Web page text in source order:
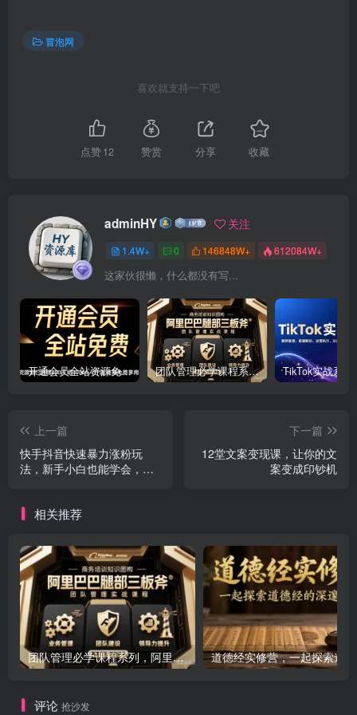
冒泡网
喜欢就支持一下吧
点赞12 赞赏 分享 收藏
adminHY 关注
1.4W+ 0 146848W+ 612084W+
这家伙很懒，什么都没有写...
开通会员全站资源免费下载 开通VIP会员 HY资源库 团队管理必学课程系列，阿里巴巴“腿部三板斧”
上一篇
快手抖音快速暴力涨粉玩
法，新手小白也能学会，一
下一篇
12堂文案变现课，让你的文
案变成印钞机
相关推荐
团队管理必学课程系列，阿里巴巴“腿部三板斧”
评论 抢沙发